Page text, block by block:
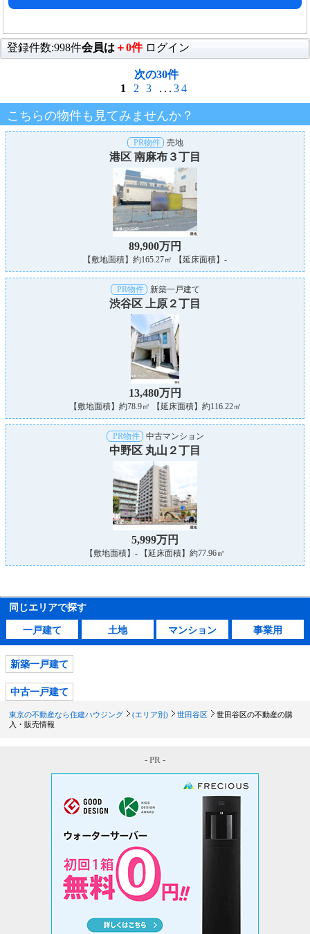
登録件数:998件会員は ＋0件 ログイン
次の30件
1
2 3 ...34
こちらの物件も見てみませんか？
PR物件 売地
港区 南麻布３丁目
89,900万円
【敷地面積】約165.27㎡ 【延床面積】-
PR物件 新築一戸建て
渋谷区 上原２丁目
13,480万円
【敷地面積】約78.9㎡ 【延床面積】約116.22㎡
PR物件 中古マンション
中野区 丸山２丁目
5,999万円
【敷地面積】- 【延床面積】約77.96㎡
同じエリアで探す
一戸建て 土地 マンション 事業用
新築一戸建て
中古一戸建て
東京の不動産なら住建ハウジング (エリア別) 世田谷区
世田谷区の不動産の購
入・販売情報
- PR -